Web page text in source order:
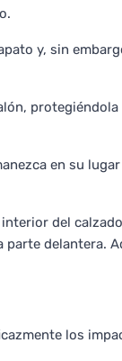
y, sin
en su
del
parte delantera.
los